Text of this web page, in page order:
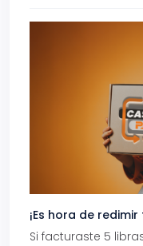
¡Es hora de
Si facturaste 5